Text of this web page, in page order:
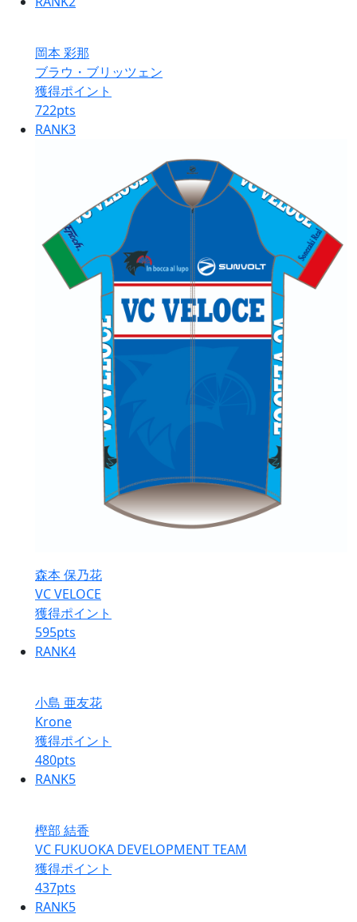
岡本 彩那
ブラウ・ブリッツェン
獲得ポイント
722pts
RANK3
森本 保乃花
VC VELOCE
獲得ポイント
595pts
RANK4
小島 亜友花
Krone
獲得ポイント
480pts
RANK5
樫部 結香
VC FUKUOKA DEVELOPMENT TEAM
獲得ポイント
437pts
RANK5